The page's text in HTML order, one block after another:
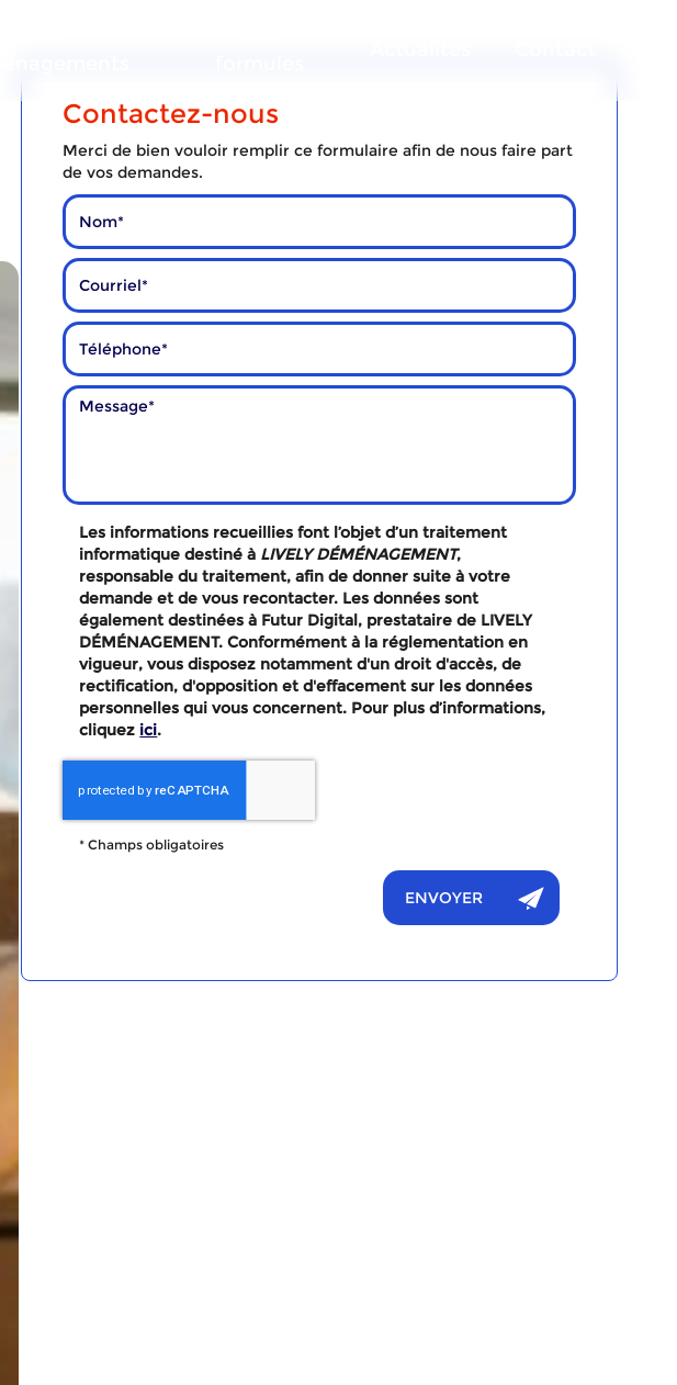
Contactez-nous
Merci de bien vouloir remplir ce formulaire afin de nous faire part
de vos demandes.
Les informations recueillies font l’objet d’un traitement
informatique destiné à LIVELY DÉMÉNAGEMENT,
responsable du traitement, afin de donner suite à votre
demande et de vous recontacter. Les données sont
également destinées à Futur Digital, prestataire de LIVELY
DÉMÉNAGEMENT. Conformément à la réglementation en
vigueur, vous disposez notamment d'un droit d'accès, de
rectification, d'opposition et d'effacement sur les données
personnelles qui vous concernent. Pour plus d’informations,
cliquez ici.
*Champs obligatoires